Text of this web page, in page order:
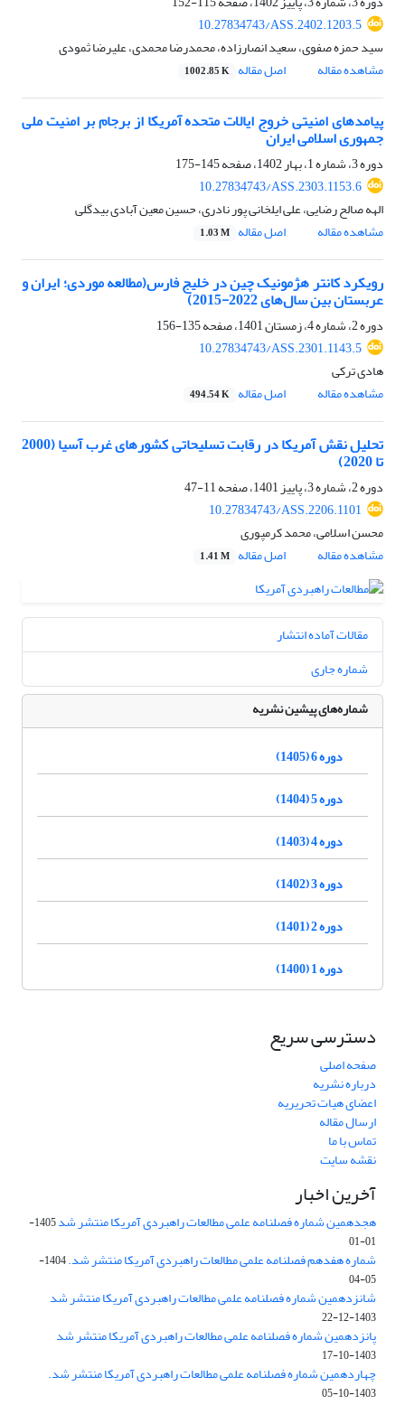
10.27834743/ASS.2402.1203.5
سید حمزه صفوی، سعید انصارزاده، محمدرضا محمدی، علیرضا ثمودی
مشاهده مقاله
اصل مقاله 1002.85 K
پیامدهای امنیتی خروج ایالات متحده آمریکا از برجام بر امنیت ملی
جمهوری اسلامی ایران
دوره 3، شماره 1، بهار 1402، صفحه
145-175
10.27834743/ASS.2303.1153.6
الهه صالح رضایی، علی ایلخانی پور نادری، حسین معین آبادی بیدگلی
مشاهده مقاله
اصل مقاله 1.03 M
رویکرد کانتر هژمونیک چین در خلیج فارس(مطالعه موردی؛ ایران و
عربستان بین سال‌های 2022-2015)
دوره 2، شماره 4، زمستان 1401، صفحه
135-156
10.27834743/ASS.2301.1143.5
هادی ترکی
مشاهده مقاله
اصل مقاله 494.54 K
تحلیل نقش آمریکا در رقابت تسلیحاتی کشورهای غرب آسیا (2000
تا 2020)
دوره 2، شماره 3، پاییز 1401، صفحه
11-47
10.27834743/ASS.2206.1101
محسن اسلامی، محمد کرمپوری
مشاهده مقاله
اصل مقاله 1.41 M
مقالات آماده انتشار
شماره جاری
شماره‌های پیشین نشریه
دوره 6 (1405)
دوره 5 (1404)
دوره 4 (1403)
دوره 3 (1402)
دوره 2 (1401)
دوره 1 (1400)
دسترسی سریع
صفحه اصلی
درباره نشریه
اعضای هیات تحریریه
ارسال مقاله
تماس با ما
نقشه سایت
آخرین اخبار
هجدهمین شماره فصلنامه علمی مطالعات راهبردی آمریکا منتشر شد
1405-
01-01
شماره هفدهم فصلنامه علمی مطالعات راهبردی آمریکا منتشر شد.
1404-
05-04
شانزدهمین شماره فصلنامه علمی مطالعات راهبردی آمریکا منتشر شد
1403-12-22
پانزدهمین شماره فصلنامه علمی مطالعات راهبردی آمریکا منتشر شد
1403-10-17
چهاردهمین شماره فصلنامه علمی مطالعات راهبردی آمریکا منتشر شد.
1403-10-05